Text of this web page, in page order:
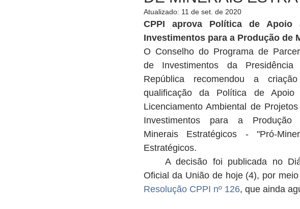
Atualizado: 11 de set. de 2020
CPPI aprova Política de Apoio
Investimentos para a Produção de
O Conselho do Programa de
de Investimentos da Presidência
República recomendou a
qualificação da Política de Apoio
Licenciamento Ambiental de
Investimentos para a Produção
Minerais Estratégicos - "Pró-
Estratégicos.
Resolução CPPI nº 126, que ainda